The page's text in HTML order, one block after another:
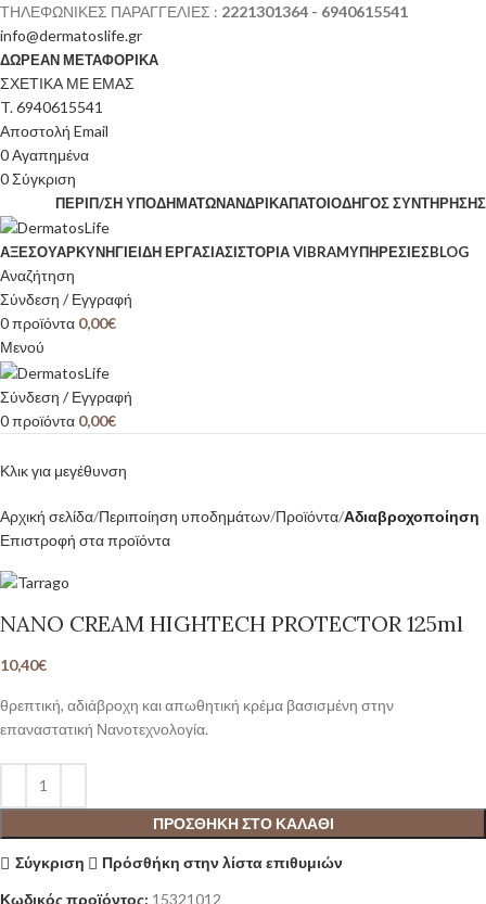
ΤΗΛΕΦΩΝΙΚΕΣ ΠΑΡΑΓΓΕΛΙΕΣ : 2221301364 - 6940615541
info@dermatoslife.gr
ΔΩΡΕΑΝ ΜΕΤΑΦΟΡΙΚΑ
ΣΧΕΤΙΚΑ ΜΕ ΕΜΑΣ
T. 6940615541
Αποστολή Email
0Αγαπημένα
0Σύγκριση
ΠΕΡΙΠ/ΣΗ ΥΠΟΔΗΜΆΤΩΝΑΝΔΡΙΚΆΠΆΤΟΙΟΔΗΓΌΣ ΣΥΝΤΉΡΗΣΗΣ
ΑΞΕΣΟΥΆΡΚΥΝΉΓΙΕΊΔΗ ΕΡΓΑΣΊΑΣΙΣΤΟΡΊΑ VIBRAMΥΠΗΡΕΣΙΕΣBLOG
Αναζήτηση
Σύνδεση / Εγγραφή
0προϊόντα 0,00€
Μενού
Σύνδεση / Εγγραφή
0προϊόντα 0,00€
Κλικ για μεγέθυνση
Αρχική σελίδα Περιποίηση υποδημάτων Προϊόντα Αδιαβροχοποίηση
Επιστροφή στα προϊόντα
NANO CREAM HIGHTECH PROTECTOR 125ml
10,40€
θρεπτική, αδιάβροχη και απωθητική κρέμα βασισμένη στην
επαναστατική Νανοτεχνολογία.
ΠΡΟΣΘΉΚΗ ΣΤΟ ΚΑΛΆΘΙ
Σύγκριση
Πρόσθήκη στην λίστα επιθυμιών
Κωδικός προϊόντος: 15321012